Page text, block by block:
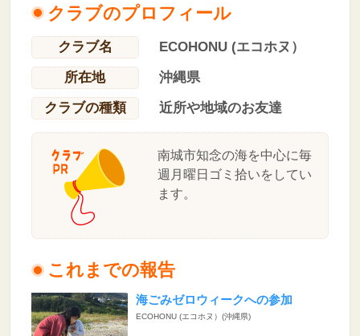
クラブのプロフィール
クラブ名
ECOHONU (エコホヌ）
所在地
沖縄県
クラブの種類
近所や地域のお友達
南城市知念の海を中心に毎
週月曜日ゴミ拾いをしてい
ます。
これまでの報告
海ごみゼロウィークへの参加
ECOHONU (エコホヌ）(沖縄県)